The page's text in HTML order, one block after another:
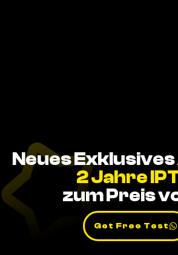
Neues
2 Jahre
zum Preis
Get Free Test